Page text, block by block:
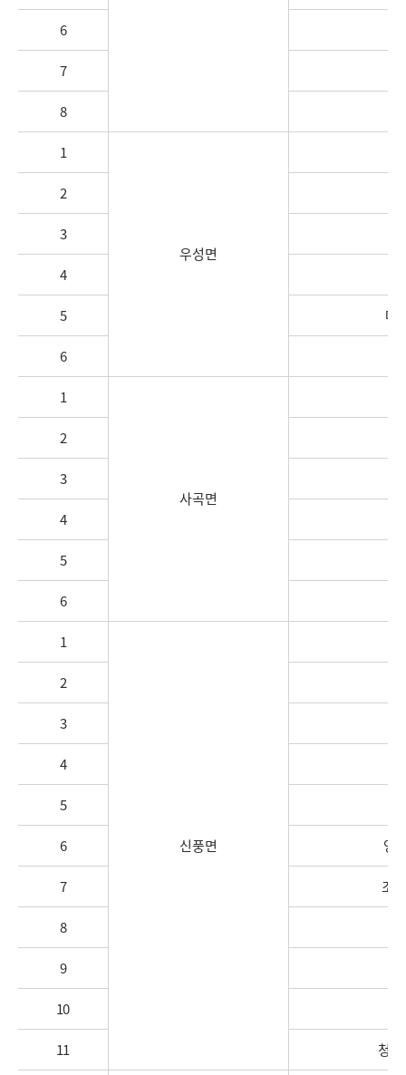
6
7
8
1
우성면
2
3
4
5 대
6
1
사곡면
2
3
4
5
6
1
신풍면
2
3
4
5
6 영
7 조
8
9
10
11 청